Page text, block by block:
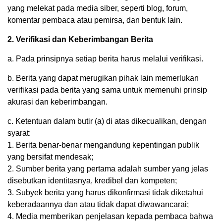
yang melekat pada media siber, seperti blog, forum,
komentar pembaca atau pemirsa, dan bentuk lain.
2. Verifikasi dan Keberimbangan Berita
a. Pada prinsipnya setiap berita harus melalui verifikasi.
b. Berita yang dapat merugikan pihak lain memerlukan
verifikasi pada berita yang sama untuk memenuhi prinsip
akurasi dan keberimbangan.
c. Ketentuan dalam butir (a) di atas dikecualikan, dengan
syarat:
1. Berita benar-benar mengandung kepentingan publik
yang bersifat mendesak;
2. Sumber berita yang pertama adalah sumber yang jelas
disebutkan identitasnya, kredibel dan kompeten;
3. Subyek berita yang harus dikonfirmasi tidak diketahui
keberadaannya dan atau tidak dapat diwawancarai;
4. Media memberikan penjelasan kepada pembaca bahwa